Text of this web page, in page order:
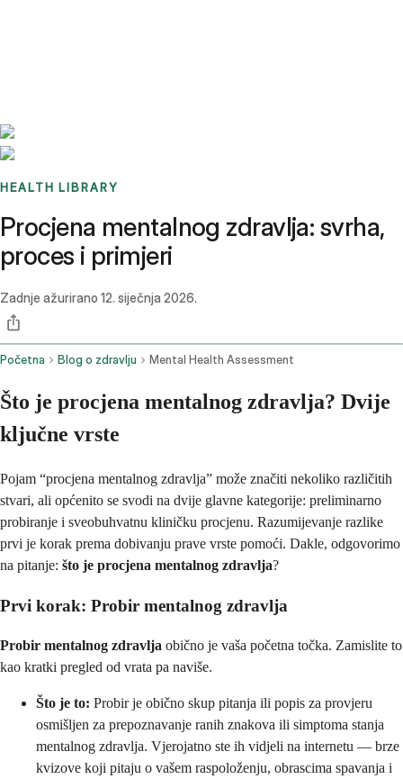
HEALTH LIBRARY
Procjena mentalnog zdravlja: svrha,
proces i primjeri
Zadnje ažurirano 12. siječnja 2026.
Početna Blog o zdravlju Mental Health Assessment
Što je procjena mentalnog zdravlja? Dvije
ključne vrste
Pojam “procjena mentalnog zdravlja” može značiti nekoliko različitih
stvari, ali općenito se svodi na dvije glavne kategorije: preliminarno
probiranje i sveobuhvatnu kliničku procjenu. Razumijevanje razlike
prvi je korak prema dobivanju prave vrste pomoći. Dakle, odgovorimo
na pitanje: što je procjena mentalnog zdravlja?
Prvi korak: Probir mentalnog zdravlja
Probir mentalnog zdravlja obično je vaša početna točka. Zamislite to
kao kratki pregled od vrata pa naviše.
Što je to: Probir je obično skup pitanja ili popis za provjeru
osmišljen za prepoznavanje ranih znakova ili simptoma stanja
mentalnog zdravlja. Vjerojatno ste ih vidjeli na internetu — brze
kvizove koji pitaju o vašem raspoloženju, obrascima spavanja i